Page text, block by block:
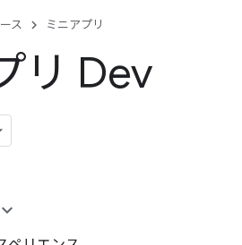
ス ミニアプリ
リ Dev